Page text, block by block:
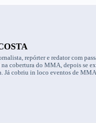
repórter e redator com
cobertura do MMA, depois se
Já cobriu in loco eventos de